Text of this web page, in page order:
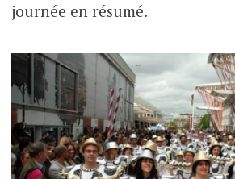
journée en résumé.